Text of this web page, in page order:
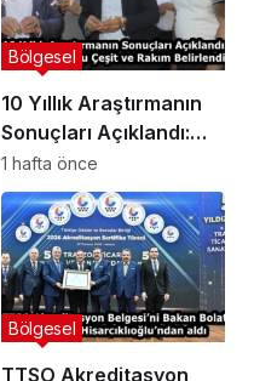
10 Yıllık Araştırmanın
Sonuçları Açıklandı:
Fındıkta Doğru Çeşit ve
Rakım Belirlendi
Bölgesel
1 hafta önce
TTSO Akreditasyon
Bölgesel